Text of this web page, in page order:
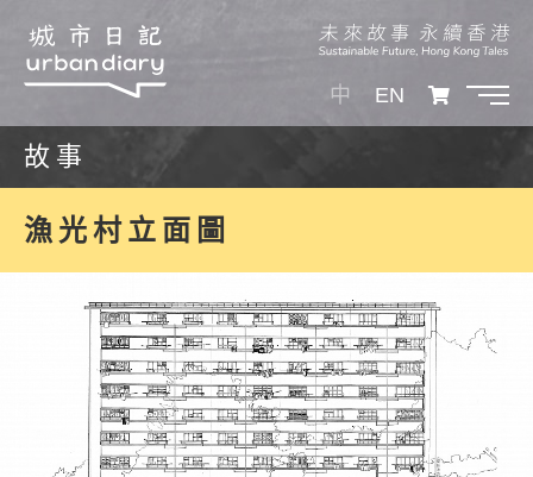
中 EN
故事
漁光村立面圖